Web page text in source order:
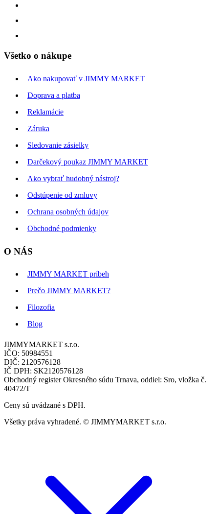
Všetko o nákupe
Ako nakupovať v JIMMY MARKET
Doprava a platba
Reklamácie
Záruka
Sledovanie zásielky
Darčekový poukaz JIMMY MARKET
Ako vybrať hudobný nástroj?
Odstúpenie od zmluvy
Ochrana osobných údajov
Obchodné podmienky
O NÁS
JIMMY MARKET príbeh
Prečo JIMMY MARKET?
Filozofia
Blog
JIMMYMARKET s.r.o.
IČO: 50984551
DIČ: 2120576128
IČ DPH: SK2120576128
Obchodný register Okresného súdu Trnava, oddiel: Sro, vložka č.
40472/T
Ceny sú uvádzané s DPH.
Všetky práva vyhradené. © JIMMYMARKET s.r.o.